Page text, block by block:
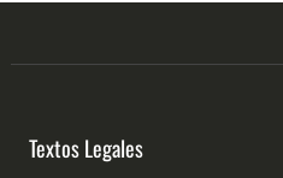
Textos Legales